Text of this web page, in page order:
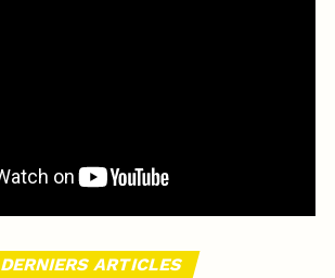
DERNIERS ARTICLES